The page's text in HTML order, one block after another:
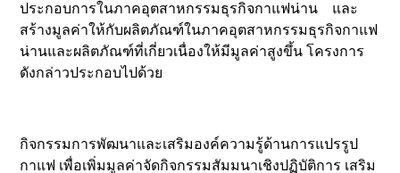
ประกอบการในภาคอุตสาหกรรมธุรกิจกาแฟน่าน และ
สร้างมูลค่าให้กับผลิตภัณฑ์ในภาคอุตสาหกรรมธุรกิจกาแฟ
น่านและผลิตภัณฑ์ที่เกี่ยวเนื่องให้มีมูลค่าสูงขึ้น โครงการ
ดังกล่าวประกอบไปด้วย
กิจกรรมการพัฒนาและเสริมองค์ความรู้ด้านการแปรรูป
กาแฟ เพื่อเพิ่มมูลค่าจัดกิจกรรมสัมมนาเชิงปฏิบัติการ เสริม